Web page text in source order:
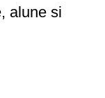
alune si